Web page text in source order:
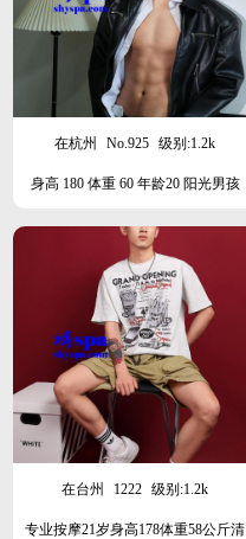
在杭州 No.925 级别:1.2k
身高 180 体重 60 年龄20 阳光男孩
在台州 1222 级别:1.2k
专业按摩21岁身高178体重58公斤清